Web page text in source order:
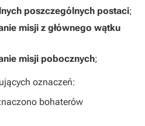
poszczególnych postaci;
misji z głównego wątku
misji pobocznych;
oznaczeń:
bohaterów